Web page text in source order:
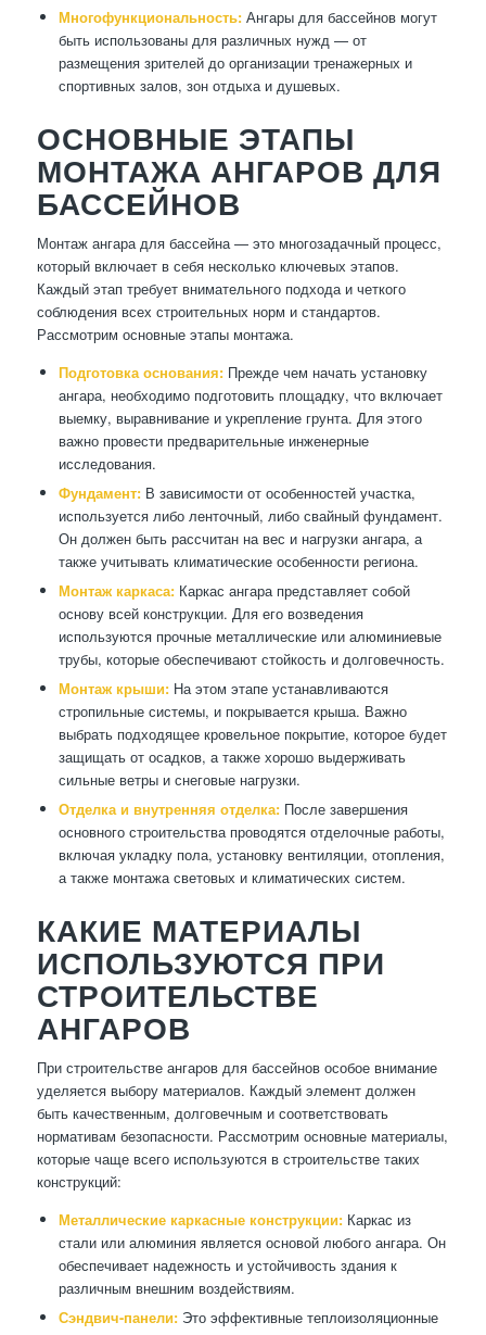
Многофункциональность:Ангары для бассейнов могут
быть использованы для различных нужд — от
размещения зрителей до организации тренажерных и
спортивных залов, зон отдыха и душевых.
ОСНОВНЫЕ ЭТАПЫ
МОНТАЖА АНГАРОВ ДЛЯ
БАССЕЙНОВ
Монтаж ангара для бассейна — это многозадачный процесс,
который включает в себя несколько ключевых этапов.
Каждый этап требует внимательного подхода и четкого
соблюдения всех строительных норм и стандартов.
Рассмотрим основные этапы монтажа.
Подготовка основания:Прежде чем начать установку
ангара, необходимо подготовить площадку, что включает
выемку, выравнивание и укрепление грунта. Для этого
важно провести предварительные инженерные
исследования.
Фундамент:В зависимости от особенностей участка,
используется либо ленточный, либо свайный фундамент.
Он должен быть рассчитан на вес и нагрузки ангара, а
также учитывать климатические особенности региона.
Монтаж каркаса:Каркас ангара представляет собой
основу всей конструкции. Для его возведения
используются прочные металлические или алюминиевые
трубы, которые обеспечивают стойкость и долговечность.
Монтаж крыши:На этом этапе устанавливаются
стропильные системы, и покрывается крыша. Важно
выбрать подходящее кровельное покрытие, которое будет
защищать от осадков, а также хорошо выдерживать
сильные ветры и снеговые нагрузки.
Отделка и внутренняя отделка:После завершения
основного строительства проводятся отделочные работы,
включая укладку пола, установку вентиляции, отопления,
а также монтажа световых и климатических систем.
КАКИЕ МАТЕРИАЛЫ
ИСПОЛЬЗУЮТСЯ ПРИ
СТРОИТЕЛЬСТВЕ
АНГАРОВ
При строительстве ангаров для бассейнов особое внимание
уделяется выбору материалов. Каждый элемент должен
быть качественным, долговечным и соответствовать
нормативам безопасности. Рассмотрим основные материалы,
которые чаще всего используются в строительстве таких
конструкций:
Металлические каркасные конструкции:Каркас из
стали или алюминия является основой любого ангара. Он
обеспечивает надежность и устойчивость здания к
различным внешним воздействиям.
Сэндвич-панели:Это эффективные теплоизоляционные